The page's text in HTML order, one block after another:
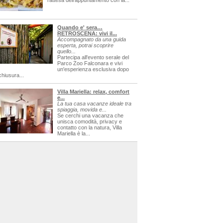
Quando e' sera…
RETROSCENA: vivi il...
Accompagnato da una guida
esperta, potrai scoprire
quello...
Partecipa all'evento serale del
Parco Zoo Falconara e vivi
un'esperienza esclusiva dopo
Villa Mariella: relax, comfort
e...
La tua casa vacanze ideale tra
spiaggia, movida e...
Se cerchi una vacanza che
unisca comodità, privacy e
contatto con la natura, Villa
Mariella è la...